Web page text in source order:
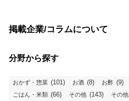
掲載企業/コラムについて
分野から探す
おかず・惣菜 (101) お酒 (8) お酢 (9)
ごはん・米類 (66) その他 (143) その他